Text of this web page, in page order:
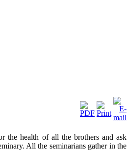
the health of all the brothers and ask
All the seminarians gather in the